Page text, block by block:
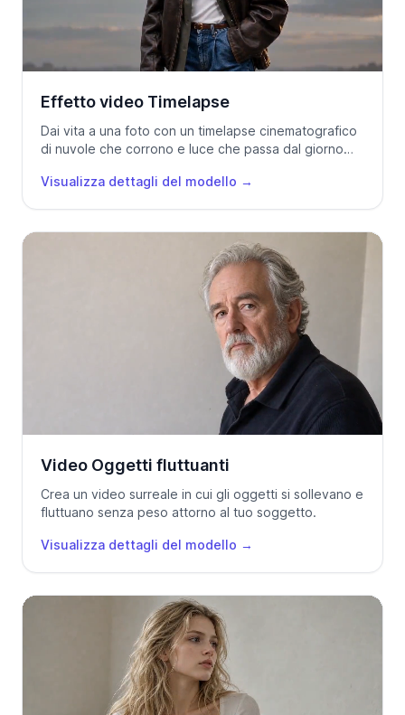
Effetto video Timelapse
Dai vita a una foto con un timelapse cinematografico
di nuvole che corrono e luce che passa dal giorno
Visualizza dettagli del modello →
Video Oggetti fluttuanti
Crea un video surreale in cui gli oggetti si sollevano e
fluttuano senza peso attorno al tuo soggetto.
Visualizza dettagli del modello →